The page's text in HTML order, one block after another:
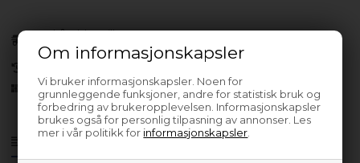
Om informasjonskapsler
Vi bruker informasjonskapsler. Noen for
grunnleggende funksjoner, andre for statistisk bruk og
forbedring av brukeropplevelsen. Informasjonskapsler
brukes også for personlig tilpasning av annonser. Les
mer i vår politikk for informasjonskapsler
Produktinfo Spørsmål om varen?
Forhåndsbestill
(Lev. 4-6 virkedager.
Les her
)
Siden 2013